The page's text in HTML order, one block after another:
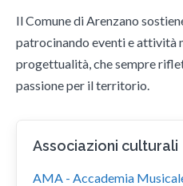
Il Comune di Arenzano
patrocinando eventi e attività
progettualità, che sempre
passione per il territorio.
Associazioni culturali
AMA - Accademia